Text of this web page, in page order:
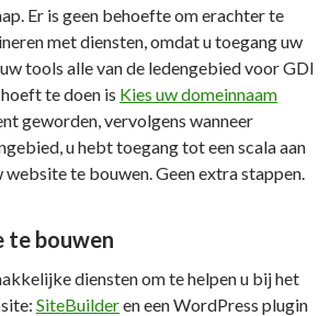
Er is geen behoefte om erachter te
met diensten, omdat u toegang uw
tools alle van de ledengebied voor GDI
te doen is Kies uw domeinnaam
geworden, vervolgens wanneer
u hebt toegang tot een scala aan
te bouwen. Geen extra stappen.
te bouwen
diensten om te helpen u bij het
SiteBuilderen een WordPress plugin